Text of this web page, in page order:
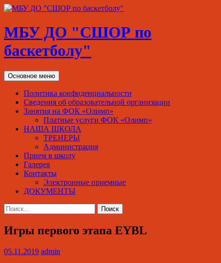
МБУ ДО "СШОР по
баскетболу"
Поиск
Основное меню Перейти
к
содержимому
Политика конфиденциальности
Сведения об образовательной организации
Занятия на ФОК «Олимп»
Платные услуги ФОК «Олимп»
НАША ШКОЛА
ТРЕНЕРЫ
Администрация
Прием в школу
Галерея
Контакты
Электронные приемные
ДОКУМЕНТЫ
Найти:
Игры первого этапа EYBL
05.11.2019 admin